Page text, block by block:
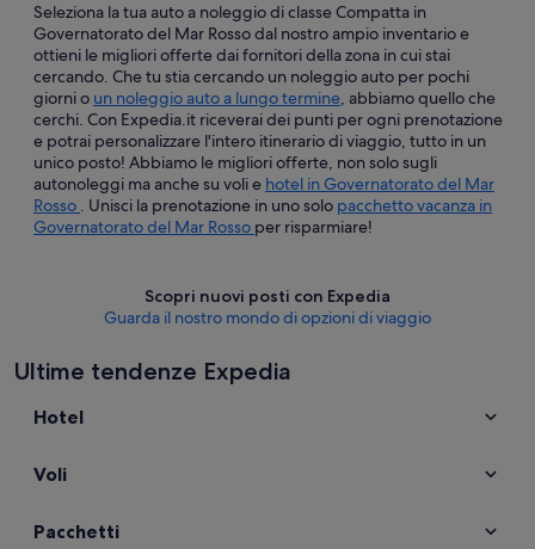
Seleziona la tua auto a noleggio di classe Compatta in
Governatorato del Mar Rosso dal nostro ampio inventario e
ottieni le migliori offerte dai fornitori della zona in cui stai
cercando. Che tu stia cercando un noleggio auto per pochi
giorni o un noleggio auto a lungo termine, abbiamo quello che
cerchi. Con Expedia.it riceverai dei punti per ogni prenotazione
e potrai personalizzare l'intero itinerario di viaggio, tutto in un
unico posto! Abbiamo le migliori offerte, non solo sugli
autonoleggi ma anche su voli e hotel in Governatorato del Mar
Rosso . Unisci la prenotazione in uno solo pacchetto vacanza in
Governatorato del Mar Rosso per risparmiare!
Scopri nuovi posti con Expedia
Guarda il nostro mondo di opzioni di viaggio
Ultime tendenze Expedia
Hotel
Voli
Pacchetti